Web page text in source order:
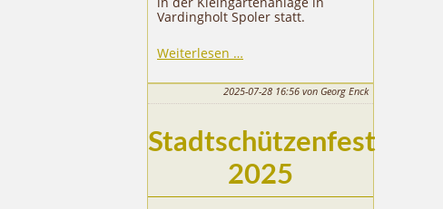
Vardingholt Spoler statt.
Weiterlesen …
Schützengipfel
2025-07-28 16:56 von Georg Enck
Stadtschützenfest
2025